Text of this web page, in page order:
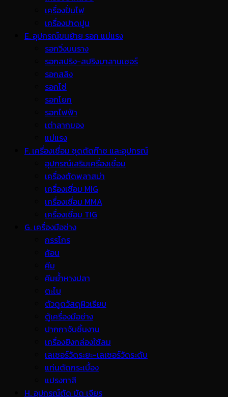
เครื่องปั่นไฟ
เครื่องปาดปูน
E. อุปกรณ์ขนย้าย รอก แม่แรง
รอกวิ่งบนราง
รอกสปริง-สปริงบาลานเซอร์
รอกสลิง
รอกโซ่
รอกโยก
รอกไฟฟ้า
เต่าลากของ
แม่แรง
F. เครื่องเชื่อม ชุดตัดก๊าซ และอุปกรณ์
อุปกรณ์เสริมเครื่องเชื่อม
เครื่องตัดพลาสม่า
เครื่องเชื่อม MIG
เครื่องเชื่อม MMA
เครื่องเชื่อม TIG
G. เครื่องมือช่าง
กรรไกร
ค้อน
คีม
คีมย้ำหางปลา
ตะไบ
ตัวดูดวัสดุผิวเรียบ
ตู้เครื่องมือช่าง
ปากกาจับชิ้นงาน
เครื่องยิงกล่องใช้ลม
เลเซอร์วัดระยะ-เลเซอร์วัดระดับ
แท่นตัดกระเบื้อง
แปรงทาสี
H. อุปกรณ์ตัด ขัด เจียร